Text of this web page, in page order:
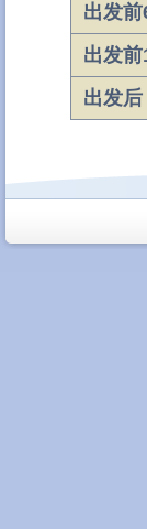
出发
出发
出发后